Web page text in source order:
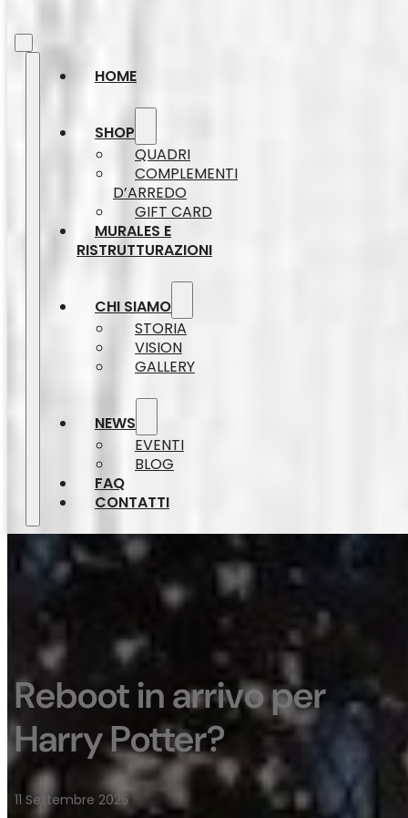
HOME
SHOP
QUADRI
COMPLEMENTI
D’ARREDO
GIFT CARD
MURALES E
RISTRUTTURAZIONI
CHI SIAMO
STORIA
VISION
GALLERY
NEWS
EVENTI
BLOG
FAQ
CONTATTI
Reboot in arrivo per
Harry Potter?
11 Settembre 2025